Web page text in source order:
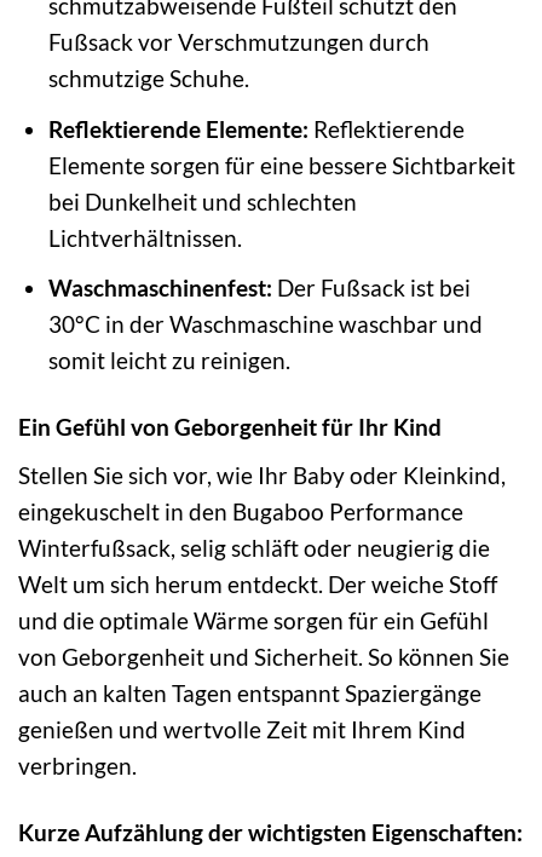
schmutzabweisende Fußteil schützt den
Fußsack vor Verschmutzungen durch
schmutzige Schuhe.
Reflektierende Elemente: Reflektierende
Elemente sorgen für eine bessere Sichtbarkeit
bei Dunkelheit und schlechten
Lichtverhältnissen.
Waschmaschinenfest: Der Fußsack ist bei
30°C in der Waschmaschine waschbar und
somit leicht zu reinigen.
Ein Gefühl von Geborgenheit für Ihr Kind
Stellen Sie sich vor, wie Ihr Baby oder Kleinkind,
eingekuschelt in den Bugaboo Performance
Winterfußsack, selig schläft oder neugierig die
Welt um sich herum entdeckt. Der weiche Stoff
und die optimale Wärme sorgen für ein Gefühl
von Geborgenheit und Sicherheit. So können Sie
auch an kalten Tagen entspannt Spaziergänge
genießen und wertvolle Zeit mit Ihrem Kind
verbringen.
Kurze Aufzählung der wichtigsten Eigenschaften: